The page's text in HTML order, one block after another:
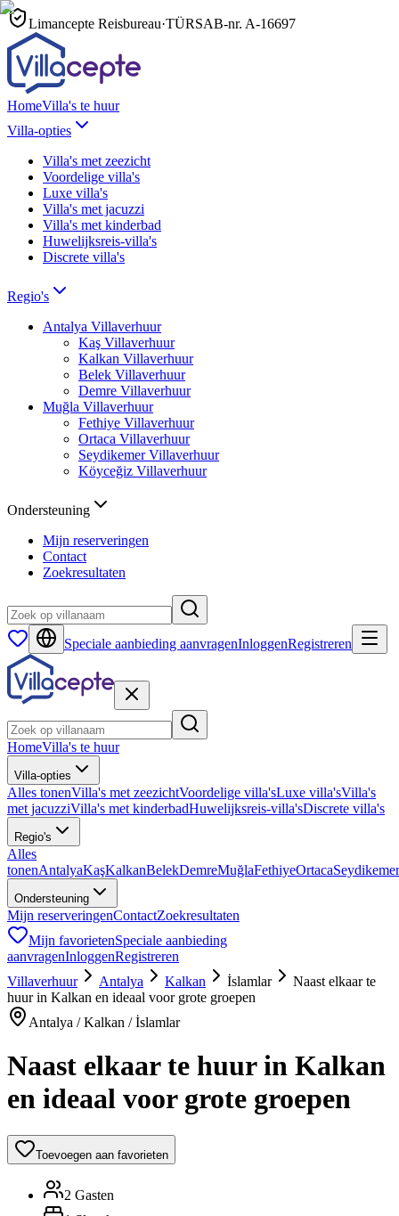
Limancepte Reisbureau·TÜRSAB-nr. A-16697
HomeVilla's te huur
Villa-opties
Villa's met zeezicht
Voordelige villa's
Luxe villa's
Villa's met jacuzzi
Villa's met kinderbad
Huwelijksreis-villa's
Discrete villa's
Regio's
Antalya Villaverhuur
Kaş Villaverhuur
Kalkan Villaverhuur
Belek Villaverhuur
Demre Villaverhuur
Muğla Villaverhuur
Fethiye Villaverhuur
Ortaca Villaverhuur
Seydikemer Villaverhuur
Köyceğiz Villaverhuur
Ondersteuning
Mijn reserveringen
Contact
Zoekresultaten
Speciale aanbieding aanvragenInloggenRegistreren
HomeVilla's te huur
Villa-opties
Alles tonenVilla's met zeezichtVoordelige villa'sLuxe villa'sVilla's
met jacuzziVilla's met kinderbadHuwelijksreis-villa'sDiscrete villa's
Regio's
Alles
tonenAntalyaKaşKalkanBelekDemreMuğlaFethiyeOrtacaSeydikemer
Ondersteuning
Mijn reserveringenContactZoekresultaten
Mijn favorietenSpeciale aanbieding
aanvragenInloggenRegistreren
Villaverhuur
Antalya Kalkan İslamlar
Naast elkaar te
huur in Kalkan en ideaal voor grote groepen
Antalya / Kalkan / İslamlar
Naast elkaar te huur in Kalkan
en ideaal voor grote groepen
Toevoegen aan favorieten
2 Gasten